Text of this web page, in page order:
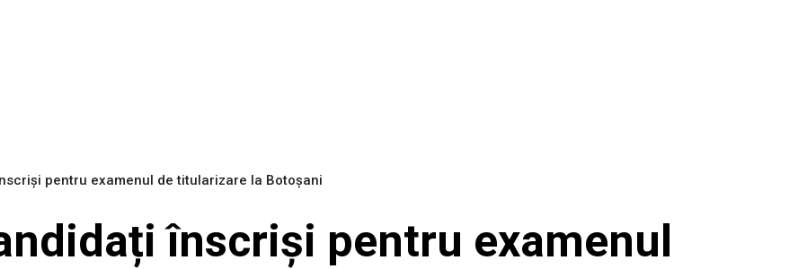
pentru examenul de titularizare la Botoșani
înscriși pentru examenul